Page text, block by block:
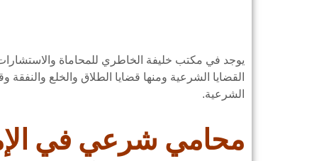
يوجد في مكتب خليفة الخاطري للمحاماة
القضايا الشرعية ومنها قضايا الطلاق والخلع والنفقة
الشرعية.
محامي شرعي في